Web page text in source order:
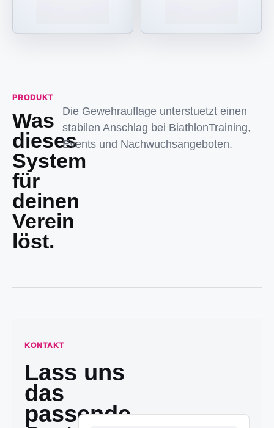
PRODUKT
Was
dieses
System
für
deinen
Verein
löst.
Die Gewehrauflage unterstuetzt einen
stabilen Anschlag bei BiathlonTraining,
Events und Nachwuchsangeboten.
KONTAKT
Lass uns
das
passende